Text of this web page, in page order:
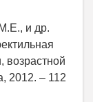
и др.
возрастной
2012. – 112